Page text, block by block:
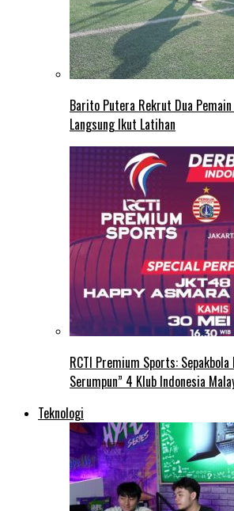
Barito Putera Rekrut Dua Pemain
Langsung Ikut Latihan
RCTI Premium Sports:
Serumpun” 4 Klub Indonesia
Teknologi